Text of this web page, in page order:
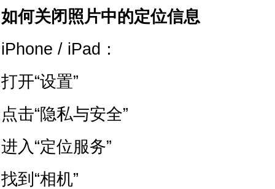
如何关闭照片中的定位信息
iPhone / iPad：
打开“设置”
点击“隐私与安全”
进入“定位服务”
找到“相机”